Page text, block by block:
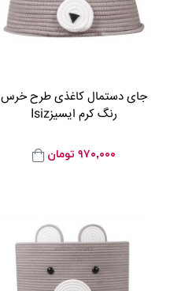
جای دستمال کاغذی طرح خرس
رنگ کرم ایسیزIsiz
۹۷۰,۰۰۰ تومان